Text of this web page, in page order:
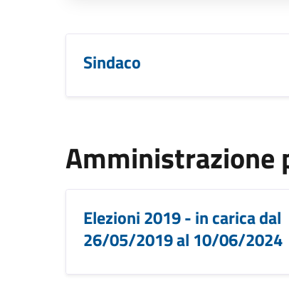
Sindaco
Amministrazione
Elezioni 2019 - in carica dal
26/05/2019 al 10/06/2024